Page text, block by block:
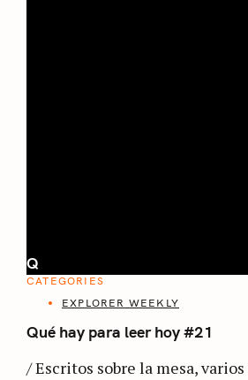
Q
CATEGORIES
EXPLORER WEEKLY
Qué hay para leer hoy #21
/ Escritos sobre la mesa,